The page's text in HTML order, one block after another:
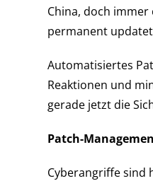
China, doch
permanent
Automatisiertes
Reaktionen und
gerade jetzt die
Patch-
Cyberangriffe sind